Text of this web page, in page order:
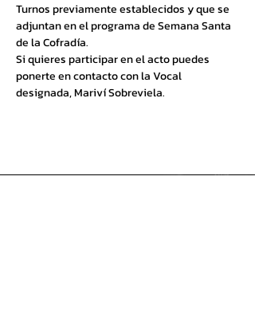
Turnos previamente establecidos y que se
adjuntan en el programa de Semana Santa
de la Cofradía.
Si quieres participar en el acto puedes
ponerte en contacto con la Vocal
designada, Mariví Sobreviela.